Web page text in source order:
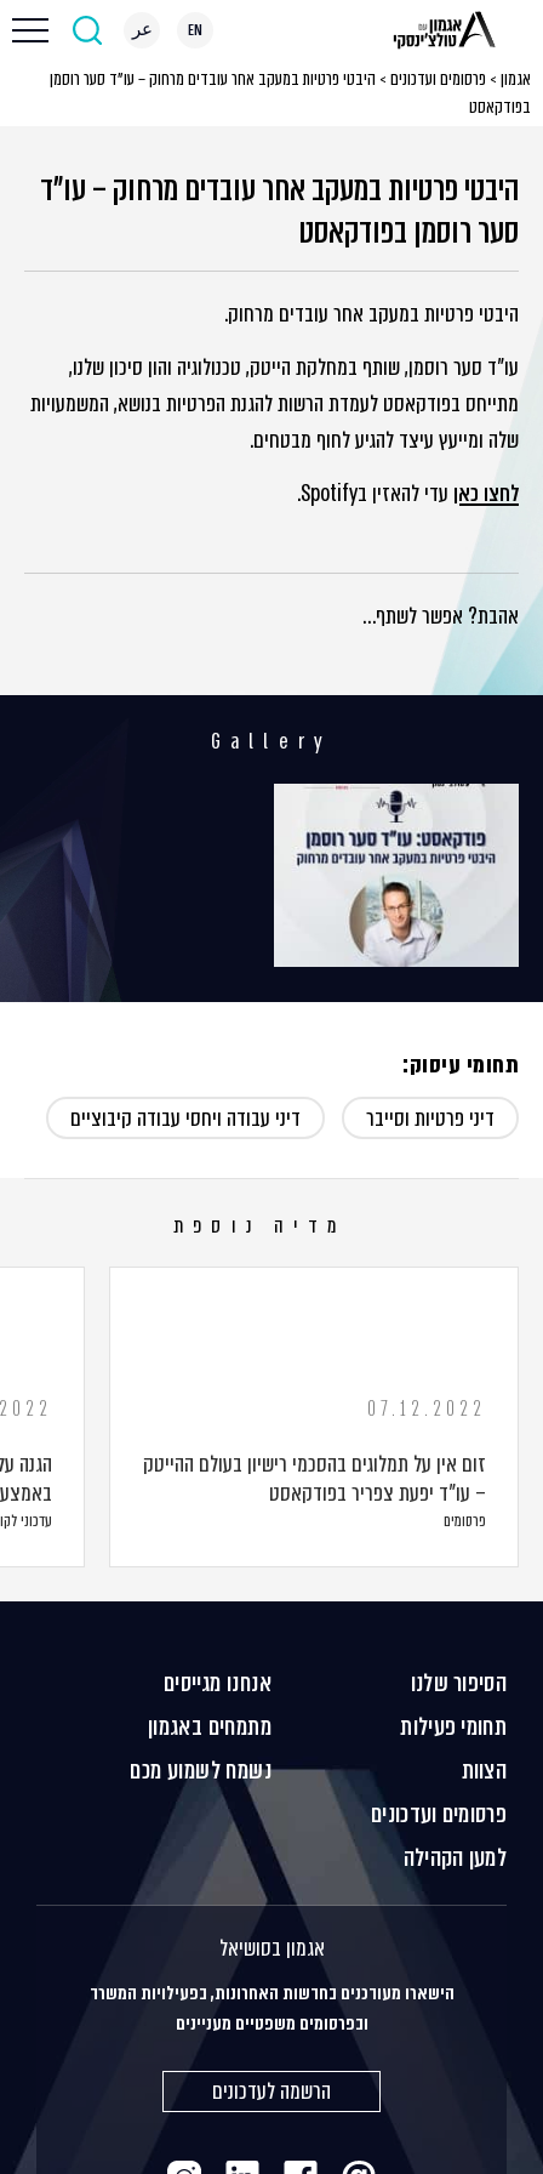
EN عر
אגמון > פרסומים ועדכונים > היבטי פרטיות במעקב אחר עובדים מרחוק – עו”ד סער רוסמן
בפודקאסט
היבטי פרטיות במעקב אחר עובדים מרחוק – עו"ד
סער רוסמן בפודקאסט
היבטי פרטיות במעקב אחר עובדים מרחוק.
עו"ד סער רוסמן, שותף במחלקת הייטק, טכנולוגיה והון סיכון שלנו,
מתייחס בפודקאסט לעמדת הרשות להגנת הפרטיות בנושא, המשמעויות
שלה ומייעץ עיצד להגיע לחוף מבטחים.
לחצו כאן עדי להאזין בSpotify.
אהבת? אפשר לשתף…
Gallery
תחומי עיסוק:
דיני פרטיות וסייבר
דיני עבודה ויחסי עבודה קיבוציים
מדיה נוספת
07.12.2022
זום אין על תמלוגים בהסכמי רישיון בעולם ההייטק
– עו"ד יפעת צפריר בפודקאסט
פרסומים
הגנה
עדכוני
הסיפור שלנו
תחומי פעילות
הצוות
פרסומים ועדכונים
למען הקהילה
אנחנו מגייסים
מתמחים באגמון
נשמח לשמוע מכם
אגמון בסושיאל
הישארו מעודכנים בחדשות האחרונות, בפעילויות המשרד
ובפרסומים משפטיים מעניינים
הרשמה לעדכונים